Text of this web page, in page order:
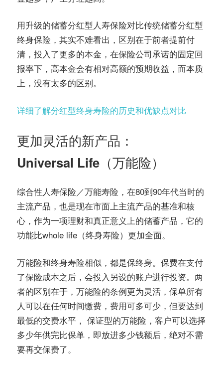
用升级的储蓄分红型人寿保险对比传统储蓄分红型
终身保险，其实不难看出，区别在于前者提前付
清，投入了更多的本金，在保险公司承诺的固定回
报率下，高本金会有相对高额的预期收益，而本质
上，没有太多的区别。
详细了解分红型终身寿险的历史和优缺点对比
更加灵活的新产品：
Universal Life（万能险）
综合性人寿保险／万能寿险，在80到90年代当时的
主流产品，也是现在市面上主流产品的基准和核
心，作为一项理财和真正意义上的储蓄产品，它的
功能比whole life（终身寿险）更加全面。
万能险和终身寿险相似，都是保终身。保费在支付
了保险成本之后，会投入另设的账户进行投资。两
者的区别在于，万能险的条例更为灵活，保单所有
人可以在任何时间缴费，费用可多可少，但要达到
最低的交费水平， 保证型的万能险，客户可以选择
多少年供完比保单，即放进多少钱额后，绝对不需
要再交保费了。